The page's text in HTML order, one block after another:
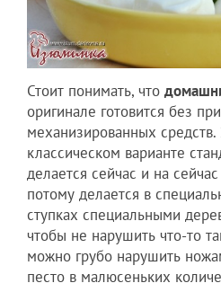
Стоит понимать, что
оригинале готовится без
механизированных
классическом варианте
делается сейчас и на
потому делается в
ступках специальными
чтобы не нарушить что-то
можно грубо нарушить
песто в малюсеньких